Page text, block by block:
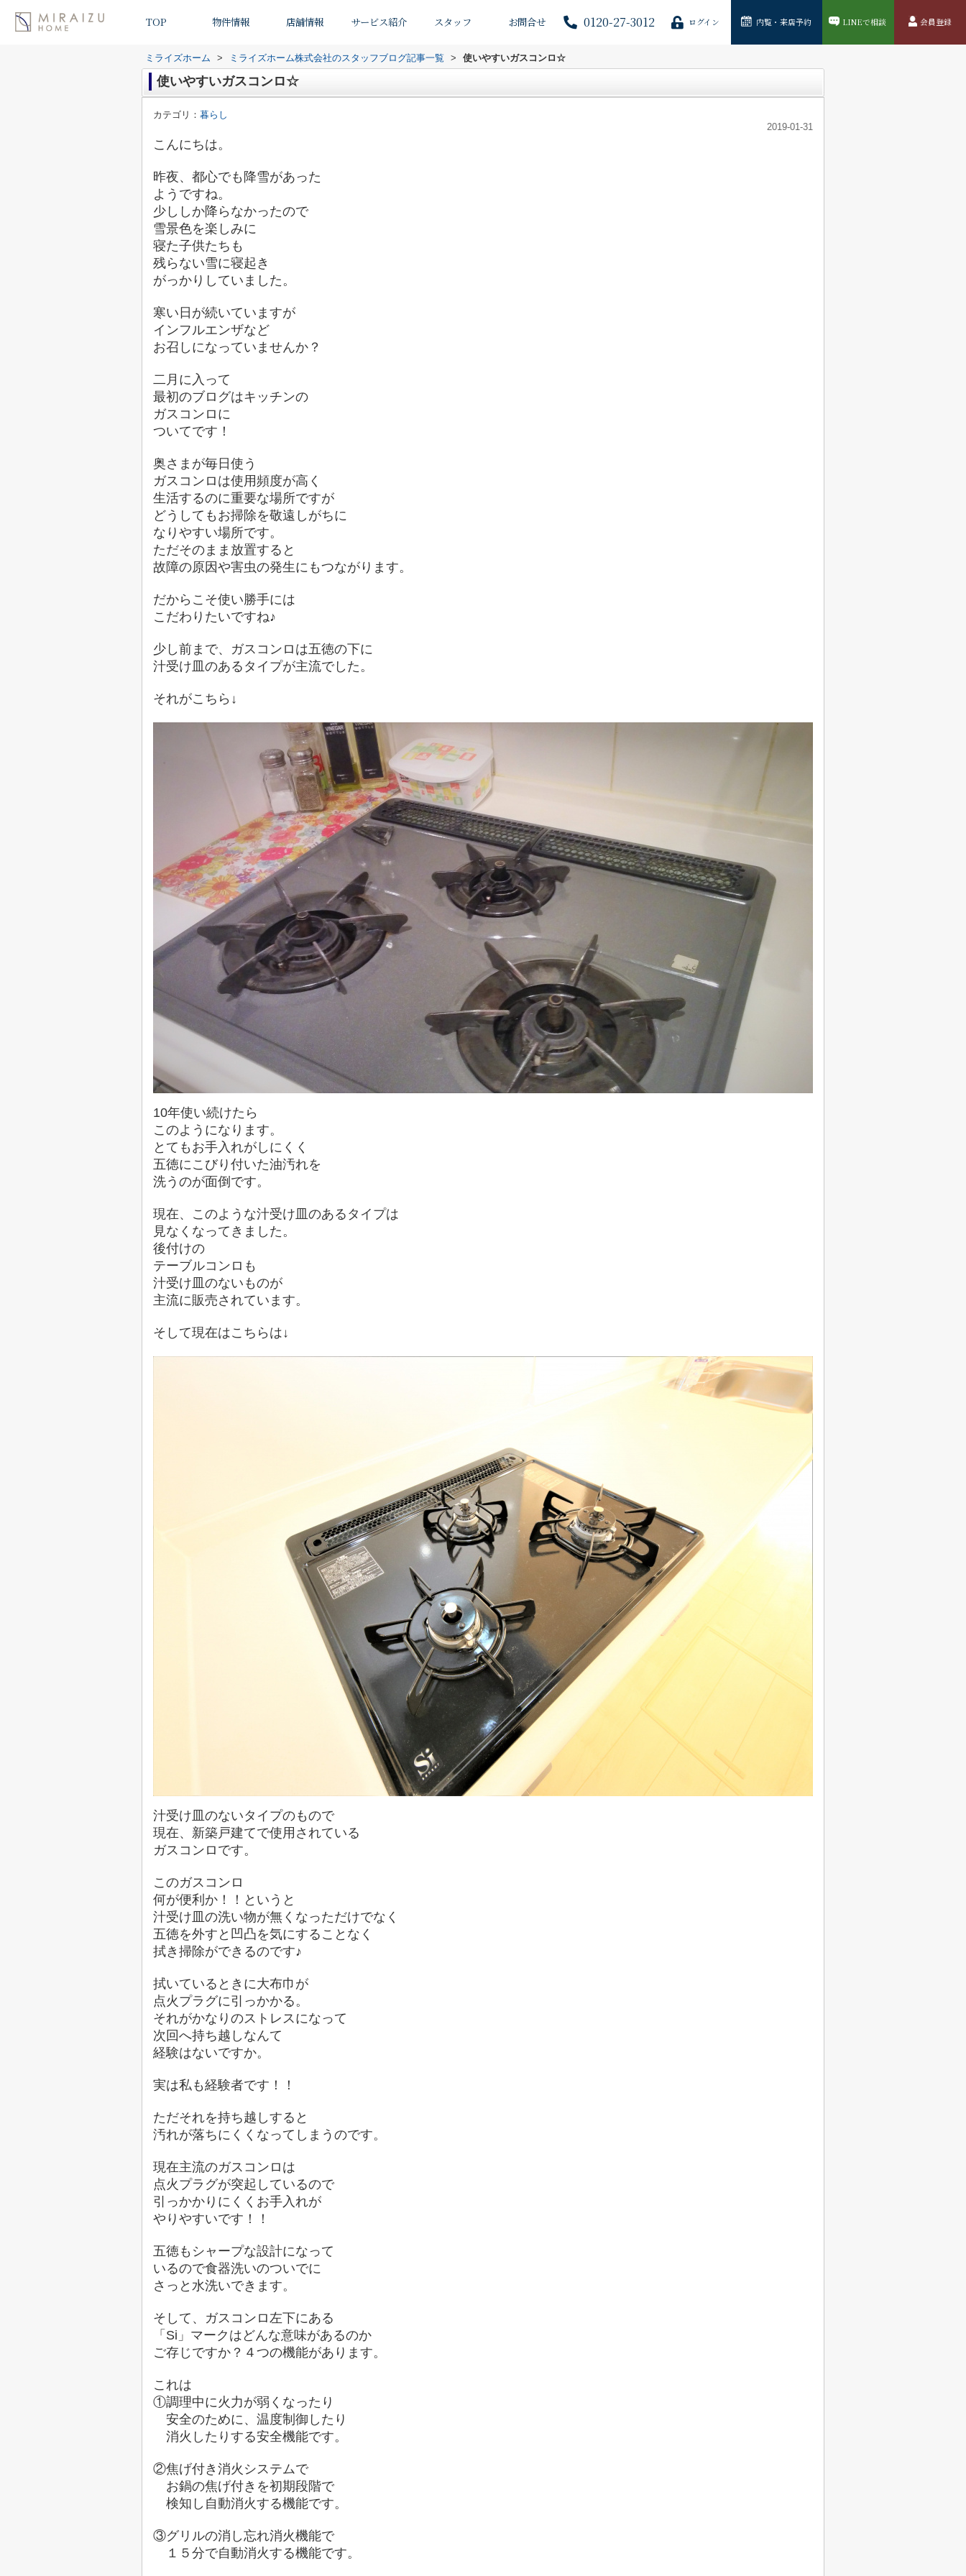
TOP 物件情報 店舗情報 サービス紹介 スタッフ お問合せ 0120-27-3012 ログイン 内覧・来店予約 LINEで相談 会員登録
ミライズホーム > ミライズホーム株式会社のスタッフブログ記事一覧 > 使いやすいガスコンロ☆
使いやすいガスコンロ☆
カテゴリ： 暮らし
2019-01-31
こんにちは。
昨夜、都心でも降雪があった
ようですね。
少ししか降らなかったので
雪景色を楽しみに
寝た子供たちも
残らない雪に寝起き
がっかりしていました。
寒い日が続いていますが
インフルエンザなど
お召しになっていませんか？
二月に入って
最初のブログはキッチンの
ガスコンロに
ついてです！
奥さまが毎日使う
ガスコンロは使用頻度が高く
生活するのに重要な場所ですが
どうしてもお掃除を敬遠しがちに
なりやすい場所です。
ただそのまま放置すると
故障の原因や害虫の発生にもつながります。
だからこそ使い勝手には
こだわりたいですね♪
少し前まで、ガスコンロは五徳の下に
汁受け皿のあるタイプが主流でした。
それがこちら↓
10年使い続けたら
このようになります。
とてもお手入れがしにくく
五徳にこびり付いた油汚れを
洗うのが面倒です。
現在、このような汁受け皿のあるタイプは
見なくなってきました。
後付けの
テーブルコンロも
汁受け皿のないものが
主流に販売されています。
そして現在はこちらは↓
汁受け皿のないタイプのもので
現在、新築戸建てで使用されている
ガスコンロです。
このガスコンロ
何が便利か！！というと
汁受け皿の洗い物が無くなっただけでなく
五徳を外すと凹凸を気にすることなく
拭き掃除ができるのです♪
拭いているときに大布巾が
点火プラグに引っかかる。
それがかなりのストレスになって
次回へ持ち越しなんて
経験はないですか。
実は私も経験者です！！
ただそれを持ち越しすると
汚れが落ちにくくなってしまうのです。
現在主流のガスコンロは
点火プラグが突起しているので
引っかかりにくくお手入れが
やりやすいです！！
五徳もシャープな設計になって
いるので食器洗いのついでに
さっと水洗いできます。
そして、ガスコンロ左下にある
「Si」マークはどんな意味があるのか
ご存じですか？４つの機能があります。
これは
①調理中に火力が弱くなったり
安全のために、温度制御したり
消火したりする安全機能です。
②焦げ付き消火システムで
お鍋の焦げ付きを初期段階で
検知し自動消火する機能です。
③グリルの消し忘れ消火機能で
１５分で自動消火する機能です。